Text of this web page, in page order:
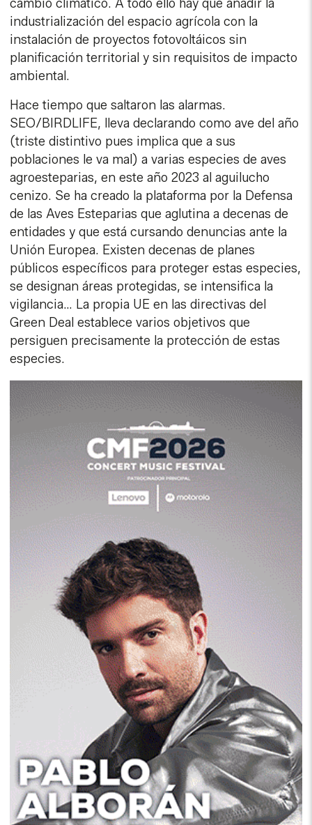
cambio climático. A todo ello hay que añadir la
industrialización del espacio agrícola con la
instalación de proyectos fotovoltáicos sin
planificación territorial y sin requisitos de impacto
ambiental.
Hace tiempo que saltaron las alarmas.
SEO/BIRDLIFE, lleva declarando como ave del año
(triste distintivo pues implica que a sus
poblaciones le va mal) a varias especies de aves
agroesteparias, en este año 2023 al aguilucho
cenizo. Se ha creado la plataforma por la Defensa
de las Aves Esteparias que aglutina a decenas de
entidades y que está cursando denuncias ante la
Unión Europea. Existen decenas de planes
públicos específicos para proteger estas especies,
se designan áreas protegidas, se intensifica la
vigilancia… La propia UE en las directivas del
Green Deal establece varios objetivos que
persiguen precisamente la protección de estas
especies.